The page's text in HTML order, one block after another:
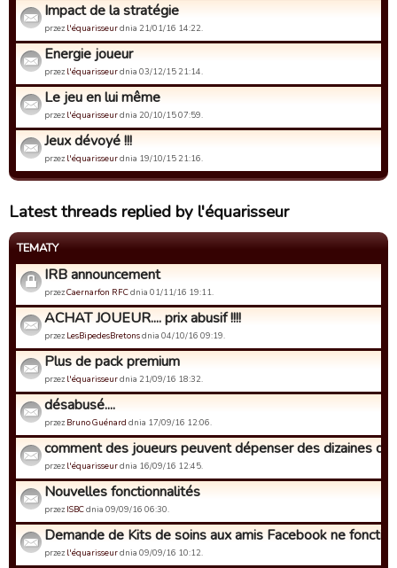
Impact de la stratégie
przez l'équarisseurdnia 21/01/16 14:22.
Energie joueur
przez l'équarisseurdnia 03/12/15 21:14.
Le jeu en lui même
przez l'équarisseurdnia 20/10/15 07:59.
Jeux dévoyé !!!
przez l'équarisseurdnia 19/10/15 21:16.
Latest threads replied by l'équarisseur
TEMATY
IRB announcement
przezCaernarfon RFCdnia 01/11/16 19:11.
ACHAT JOUEUR.... prix abusif !!!!
przez LesBipedesBretonsdnia 04/10/16 09:19.
Plus de pack premium
przez l'équarisseurdnia 21/09/16 18:32.
désabusé....
przez Bruno Guénard dnia 17/09/16 12:06.
comment des joueurs peuvent dépenser des dizaines de
przez l'équarisseurdnia 16/09/16 12:45.
Nouvelles fonctionnalités
przez ISBCdnia 09/09/16 06:30.
Demande de Kits de soins aux amis Facebook ne
przez l'équarisseurdnia 09/09/16 10:12.